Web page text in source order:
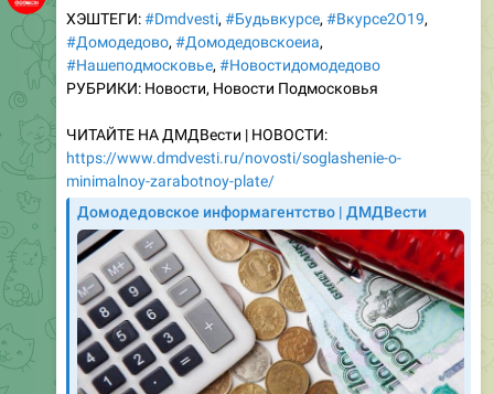
#Нашеподмосковье, #Новостидомодедово
РУБРИКИ: Новости, Новости Подмосковья
ЧИТАЙТЕ НА ДМДВести | НОВОСТИ:
minimalnoy-zarabotnoy-plate/
Домодедовское информагентство | ДМДВести